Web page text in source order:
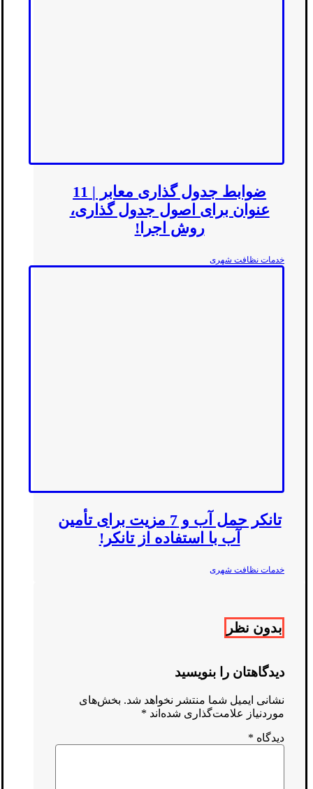
ضوابط جدول گذاری معابر | 11
عنوان برای اصول جدول گذاری،
روش اجرا!
خدمات نظافت شهری
تانکر حمل آب و 7 مزیت برای تأمین
آب با استفاده از تانکر!
خدمات نظافت شهری
بدون نظر
دیدگاهتان را بنویسید
نشانی ایمیل شما منتشر نخواهد شد. بخش‌های
موردنیاز علامت‌گذاری شده‌اند *
دیدگاه *